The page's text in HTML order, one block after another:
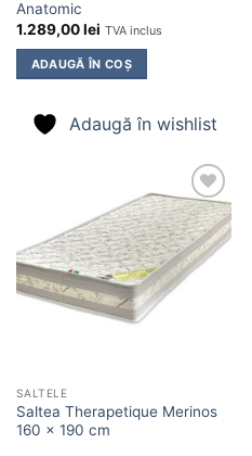
Anatomic
1.289,00lei TVA inclus
ADAUGĂ ÎN COȘ
Adaugă în wishlist
Adaugă
în
wishlist
SALTELE
Saltea Therapetique Merinos
160 x 190 cm